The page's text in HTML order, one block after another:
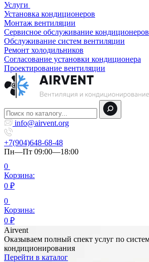
Услуги
Установка кондиционеров
Монтаж вентиляции
Сервисное обслуживание кондиционеров
Обслуживание систем вентиляции
Ремонт холодильников
Согласование установки кондиционера
Проектирование вентиляции
info@airvent.org
+7(904)648-68-48
Пн—Пт 09:00—18:00
0
Корзина:
0 ₽
0
Корзина:
0 ₽
Airvent
Оказываем полный спект услуг по
кондиционирования
Перейти в каталог